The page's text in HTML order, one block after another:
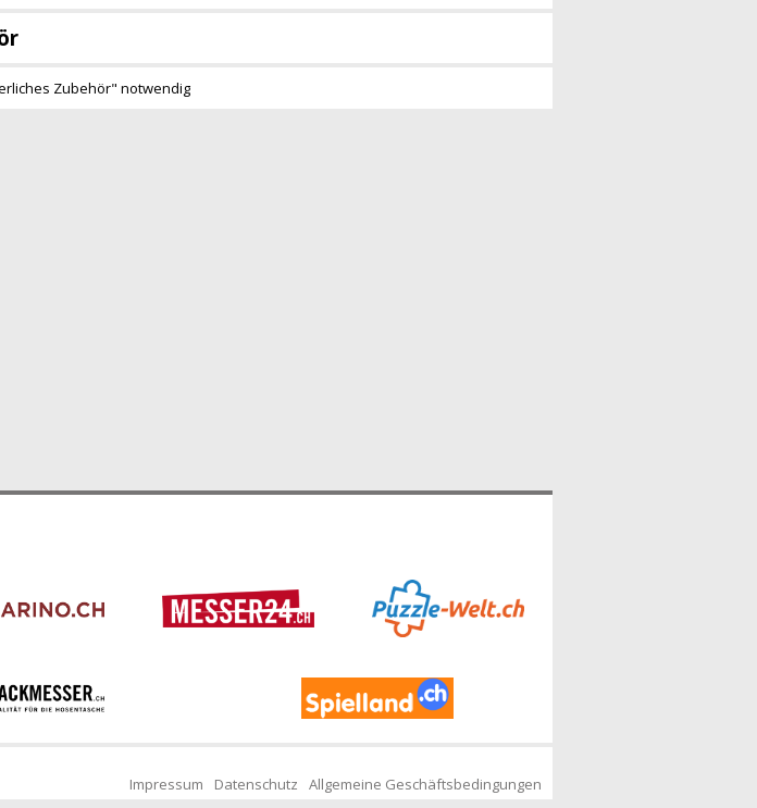
Zubehör" notwendig
Impressum Datenschutz Allgemeine Geschäftsbedingungen